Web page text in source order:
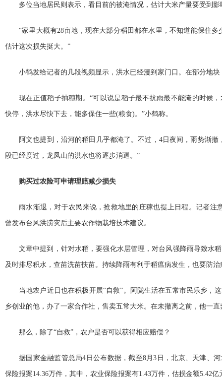
多位当地居民则表示，看目前的被淹情况，估计大米产量要受到影
“家里大概有28亩地，现在大部分稻田都在水里，不知道能保住多
估计这次损失挺大。”
小鹤发给记者的几段视频显示，洪水已经漫到家门口。在部分地
现在正值稻子抽穗期。“可以说是稻子最不抗雨最不能淹的时候
快停，洪水尽快下去，能多保住一些(粮食)。”小鹤称。
阿文也提到，沿河的稻田几乎都淹了。不过，4日夜间，雨势渐
段已经度过，龙凤山的洪水也将逐步消退。”
购买过农险可申请理赔减少损失
雨水渐退，对于农民来说，抢救地里的庄稼也提上日程。记者注
曾发布台风洪涝灾后主要农作物栽培技术建议。
文章中提到，针对水稻，要强化水层管理，对台风强降雨导致水
及时排尽积水，查苗洗苗扶苗。持续降雨有利于稻瘟病发生，也要防治
当地农户近日也在积极开展“自救”。阿陇生活在五常市民乐乡，
乡创业的他，办了一家合作社，售卖五常大米。在未撤离之前，他一
那么，除了“自救”，农户是否可以获得相应赔偿？
据国家金融监管总局4日公布数据，截至8月3日，北京、天津、
保险报案14.36万件，其中，农业保险报案有1.43万件，估损金额5.42亿